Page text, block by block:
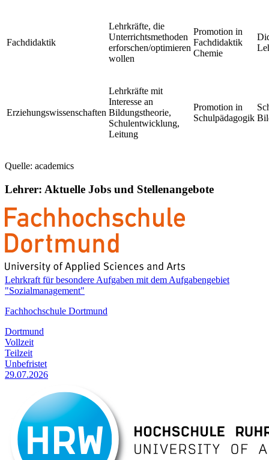
Fachdidaktik
Lehrkräfte, die
Unterrichtsmethoden
erforschen/optimieren
wollen
Promotion in
Fachdidaktik
Chemie
Erziehungswissenschaften
Lehrkräfte mit
Interesse an
Bildungstheorie,
Schulentwicklung,
Leitung
Promotion in
Schulpädagogik
Quelle: academics
Lehrer: Aktuelle Jobs und Stellenangebote
Lehrkraft für besondere Aufgaben mit dem Aufgabengebiet
"Sozialmanagement"
Fachhochschule Dortmund
Dortmund
Vollzeit
Teilzeit
Unbefristet
29.07.2026